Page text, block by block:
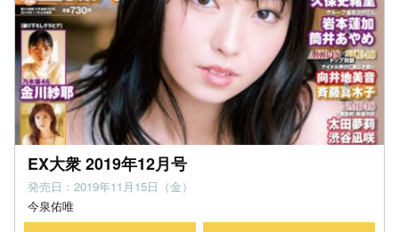
EX大衆 2019年12月号
発売日：2019年11月15日（金）
今泉佑唯